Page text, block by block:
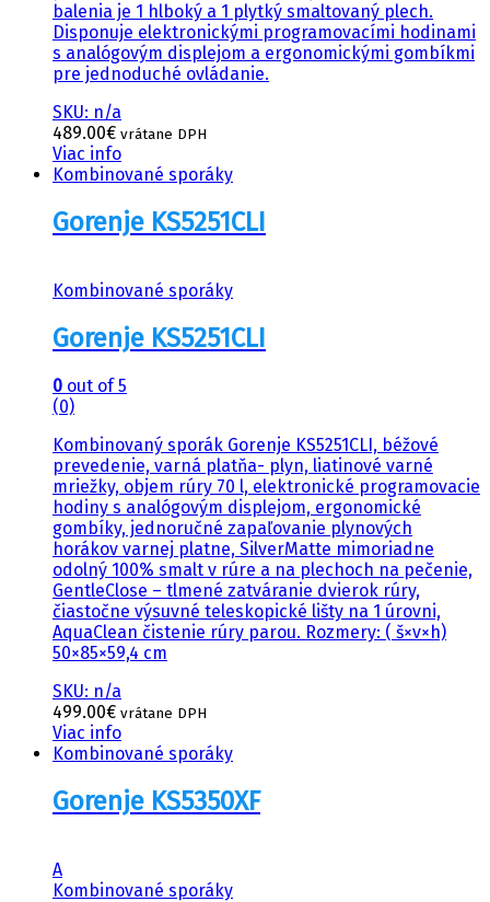
balenia je 1 hlboký a 1 plytký smaltovaný plech.
Disponuje elektronickými programovacími hodinami
s analógovým displejom a ergonomickými gombíkmi
pre jednoduché ovládanie.
SKU: n/a
489.00€ vrátane DPH
Viac info
Kombinované sporáky
Gorenje KS5251CLI
Kombinované sporáky
Gorenje KS5251CLI
0 out of 5
(0)
Kombinovaný sporák Gorenje KS5251CLI, béžové
prevedenie, varná platňa- plyn, liatinové varné
mriežky, objem rúry 70 l, elektronické programovacie
hodiny s analógovým displejom, ergonomické
gombíky, jednoručné zapaľovanie plynových
horákov varnej platne, SilverMatte mimoriadne
odolný 100% smalt v rúre a na plechoch na pečenie,
GentleClose – tlmené zatváranie dvierok rúry,
čiastočne výsuvné teleskopické lišty na 1 úrovni,
AquaClean čistenie rúry parou. Rozmery: ( š×v×h)
50×85×59,4 cm
SKU: n/a
499.00€ vrátane DPH
Viac info
Kombinované sporáky
Gorenje KS5350XF
A
Kombinované sporáky